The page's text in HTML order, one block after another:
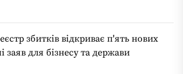
збитків відкриває п'ять нових
заяв для бізнесу та держави